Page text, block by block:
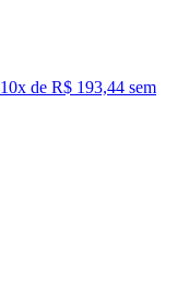
10x de R$ 193,44 sem